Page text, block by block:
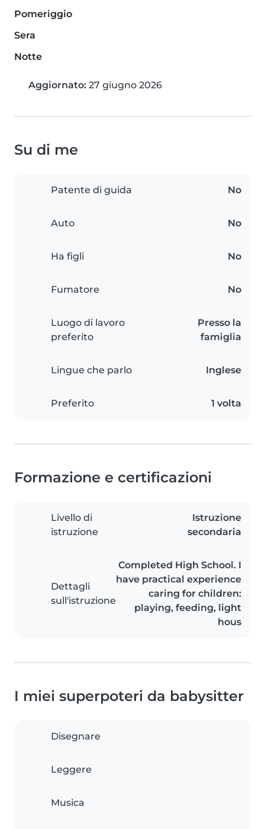
Pomeriggio
Sera
Notte
Aggiornato: 27 giugno 2026
Su di me
Patente di guida No
Auto No
Ha figli No
Fumatore No
Luogo di lavoro
preferito
Presso la
famiglia
Lingue che parlo Inglese
Preferito 1 volta
Formazione e certificazioni
Livello di
istruzione
Istruzione
secondaria
Dettagli
sull'istruzione
Completed High School. I
have practical experience
caring for children:
playing, feeding, light
hous
I miei superpoteri da babysitter
Disegnare
Leggere
Musica